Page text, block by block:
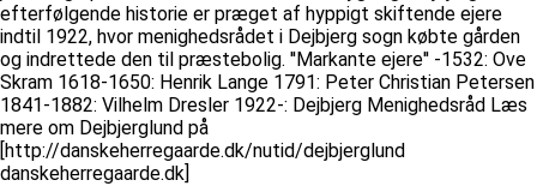
efterfølgende historie er præget af hyppigt skiftende ejere
indtil 1922, hvor menighedsrådet i Dejbjerg sogn købte gården
og indrettede den til præstebolig. ''Markante ejere'' -1532: Ove
Skram 1618-1650: Henrik Lange 1791: Peter Christian Petersen
1841-1882: Vilhelm Dresler 1922-: Dejbjerg Menighedsråd Læs
mere om Dejbjerglund på
[http://danskeherregaarde.dk/nutid/dejbjerglund
danskeherregaarde.dk]